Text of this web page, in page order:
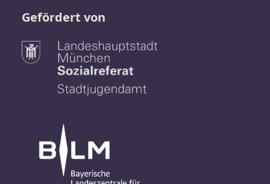
Gefördert von